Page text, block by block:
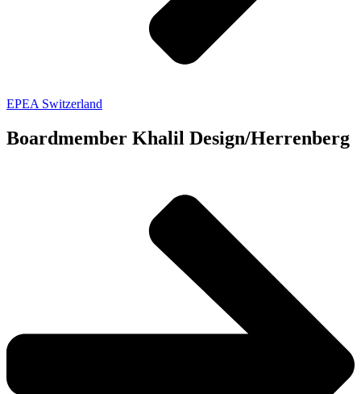
EPEA Switzerland
Boardmember Khalil Design/Herrenberg